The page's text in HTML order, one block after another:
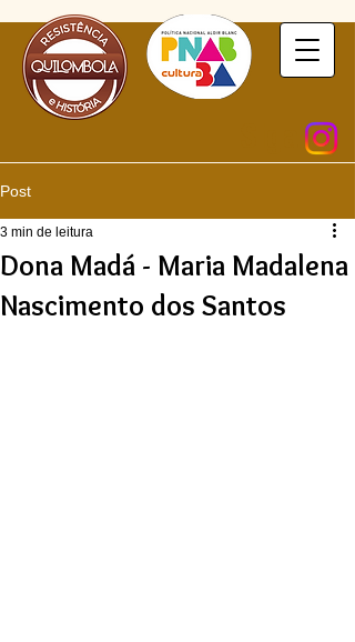
Post
Dona Madá - Maria Madalena
Nascimento dos Santos
3 min de leitura